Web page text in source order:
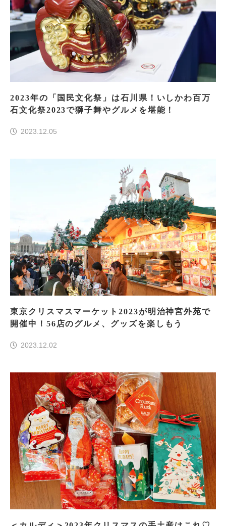
2023年の「国民文化祭」は石川県！いしかわ百万
石文化祭2023で獅子舞やグルメを堪能！
2023.12.05
東京クリスマスマーケット2023が明治神宮外苑で
開催中！56店のグルメ、グッズを楽しもう
2023.12.02